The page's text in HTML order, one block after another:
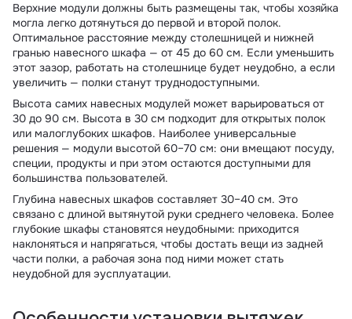
Верхние модули должны быть размещены так, чтобы хозяйка
могла легко дотянуться до первой и второй полок.
Оптимальное расстояние между столешницей и нижней
гранью навесного шкафа — от 45 до 60 см. Если уменьшить
этот зазор, работать на столешнице будет неудобно, а если
увеличить — полки станут труднодоступными.
Высота самих навесных модулей может варьироваться от
30 до 90 см. Высота в 30 см подходит для открытых полок
или малоглубоких шкафов. Наиболее универсальные
решения — модули высотой 60–70 см: они вмещают посуду,
специи, продукты и при этом остаются доступными для
большинства пользователей.
Глубина навесных шкафов составляет 30–40 см. Это
связано с длиной вытянутой руки среднего человека. Более
глубокие шкафы становятся неудобными: приходится
наклоняться и напрягаться, чтобы достать вещи из задней
части полки, а рабочая зона под ними может стать
неудобной для эусплуатации.